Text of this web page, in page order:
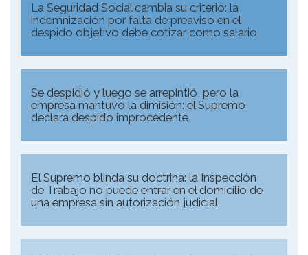
La Seguridad Social cambia su criterio: la
indemnización por falta de preaviso en el
despido objetivo debe cotizar como salario
Se despidió y luego se arrepintió, pero la
empresa mantuvo la dimisión: el Supremo
declara despido improcedente
El Supremo blinda su doctrina: la Inspección
de Trabajo no puede entrar en el domicilio de
una empresa sin autorización judicial